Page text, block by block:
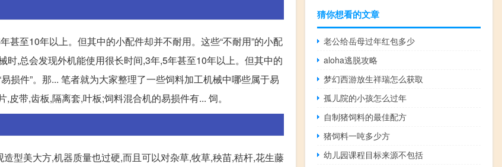
至10年以上。但其中的小配件却并不耐用。这些“不耐用”的小配
时,总会发现外机能使用很长时间,3年,5年甚至10年以上。但其中的
损件”。那... 笔者就为大家整理了一些饲料加工机械中哪些属于易
带,齿板,隔离套,叶板;饲料混合机的易损件有... 饲。
型美大方,机器质量也过硬,而且可以对杂草,牧草,秧苗,秸杆,花生藤
猜你想看的文章
老公给岳母过年红包多少
aloha逃脱攻略
梦幻西游放生祥瑞怎么获取
孤儿院的小孩怎么过年
自制猪饲料的最佳配方
猪饲料一吨多少方
幼儿园课程目标来源不包括